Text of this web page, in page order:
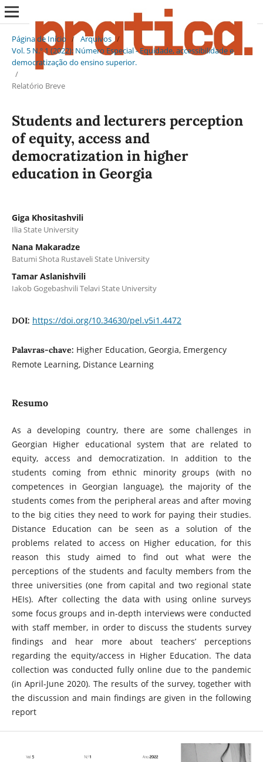
Página de Início / Arquivos /
Vol. 5 N.º 1 (2022): Número Especial - Equidade, accessibilidade e
democratização do ensino superior.
/
Relatório Breve
Students and lecturers perception
of equity, access and
democratization in higher
education in Georgia
Giga Khositashvili
Ilia State University
Nana Makaradze
Batumi Shota Rustaveli State University
Tamar Aslanishvili
Iakob Gogebashvili Telavi State University
DOI: https://doi.org/10.34630/pel.v5i1.4472
Palavras-chave: Higher Education, Georgia, Emergency
Remote Learning, Distance Learning
Resumo
As a developing country, there are some challenges in
Georgian Higher educational system that are related to
equity, access and democratization. In addition to the
students coming from ethnic minority groups (with no
competences in Georgian language), the majority of the
students comes from the peripheral areas and after moving
to the big cities they need to work for paying their studies.
Distance Education can be seen as a solution of the
problems related to access on Higher education, for this
reason this study aimed to find out what were the
perceptions of the students and faculty members from the
three universities (one from capital and two regional state
HEIs). After collecting the data with using online surveys
some focus groups and in-depth interviews were conducted
with staff member, in order to discuss the students survey
findings and hear more about teachers’ perceptions
regarding the equity/access in Higher Education. The data
collection was conducted fully online due to the pandemic
(in April-June 2020). The results of the survey, together with
the discussion and main findings are given in the following
report